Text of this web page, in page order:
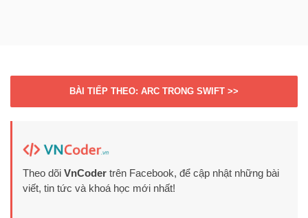
BÀI TIẾP THEO: ARC TRONG SWIFT >>
Theo dõi VnCoder trên Facebook, để cập nhật những bài
viết, tin tức và khoá học mới nhất!